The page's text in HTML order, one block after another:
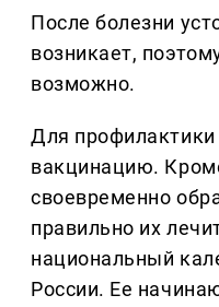
После болезни
возникает,
возможно.
Для профилактики
вакцинацию.
своевременно
правильно их
национальный
России. Ее